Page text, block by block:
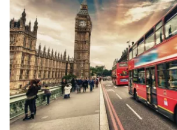
Jätkake e-kirjaga